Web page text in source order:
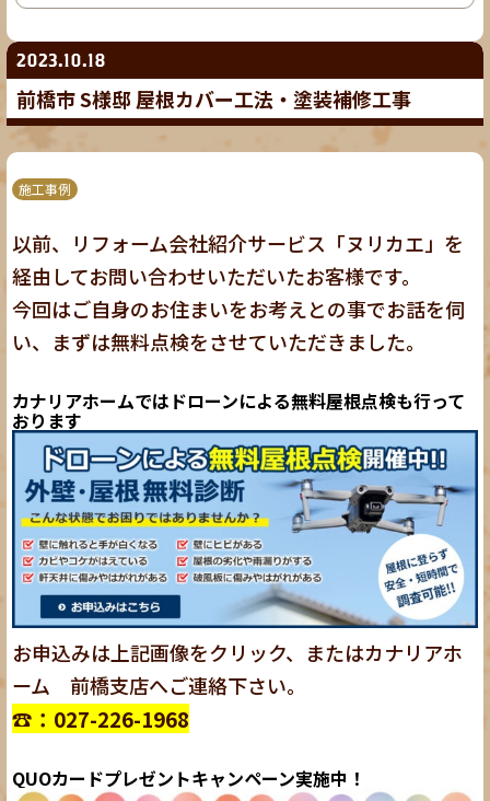
2023.10.18
前橋市 S様邸 屋根カバー工法・塗装補修工事
施工事例
以前、リフォーム会社紹介サービス「ヌリカエ」を
経由してお問い合わせいただいたお客様です。
今回はご自身のお住まいをお考えとの事でお話を伺
い、まずは無料点検をさせていただきました。
カナリアホームではドローンによる無料屋根点検も行って
おります
お申込みは上記画像をクリック、またはカナリアホ
ーム 前橋支店へご連絡下さい。
☎：027-226-1968
QUOカードプレゼントキャンペーン実施中！